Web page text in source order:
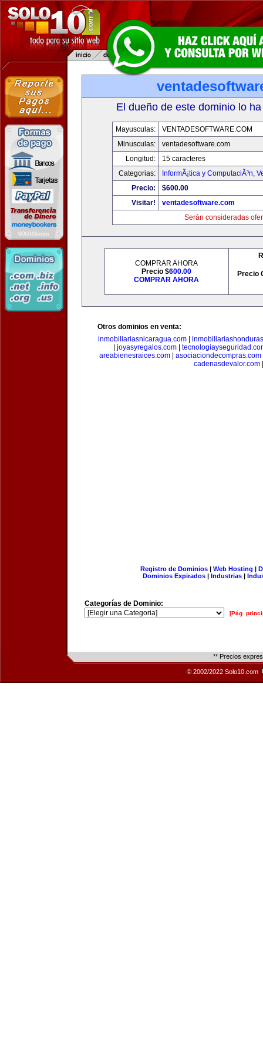
El dueño de este dominio lo
Mayusculas:
VENTADESOFTWARE.COM
Minusculas:
ventadesoftware.com
Longitud:
15 caracteres
Categorias:
InformÃ¡tica y ComputaciÃ³n,
Precio:
$600.00
Visitar!
ventadesoftware.com
Serán consideradas
COMPRAR AHORA
Precio $600.00
COMPRAR AHORA
Precio
Otros dominios en venta:
inmobiliariasnicaragua.com|
joyasyregalos.com
areabienesraices.com| asociaciondecompras.com
cadenasdevalor.com|
Registro de Dominios| Web Hosting |
Dominios Expirados | Industrias |
Categorías de Dominio:
[Pág.
** Precios
© 2002/2022 Solo10.com